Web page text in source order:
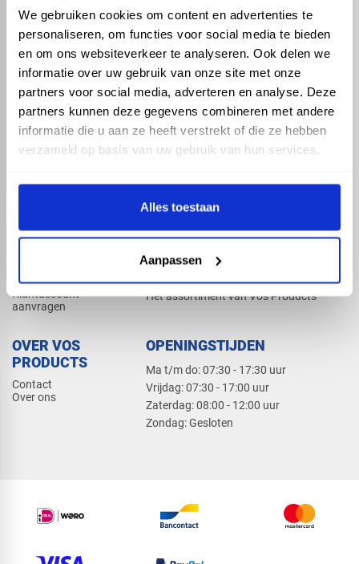
We gebruiken cookies om content en advertenties te
personaliseren, om functies voor social media te bieden
en om ons websiteverkeer te analyseren. Ook delen we
informatie over uw gebruik van onze site met onze
partners voor social media, adverteren en analyse. Deze
partners kunnen deze gegevens combineren met andere
informatie die u aan ze heeft verstrekt of die ze hebben
verzameld op basis van uw gebruik van hun services.
Alles toestaan
Aanpassen
ASSORTIMENT
Hemelwaterafvoer
Drukleiding
Beregening
Dak en gevel
KENNIS EN HULP
Klantenservice
Kennisbank
Klantaccount
aanvragen
PRODUCTCATALOGUS 2026
Het assortiment van Vos Products
OVER VOS
PRODUCTS
Contact
Over ons
OPENINGSTIJDEN
Ma t/m do: 07:30 - 17:30 uur
​Vrijdag: 07:30 - 17:00 uur
​Zaterdag: 08:00 - 12:00 uur
​Zondag: Gesloten
check_circleDé bouwmarkt van Altena
check_circle Direct uit grote voorraad geleverd met eigen transport
check_circleLevering in NL en BE